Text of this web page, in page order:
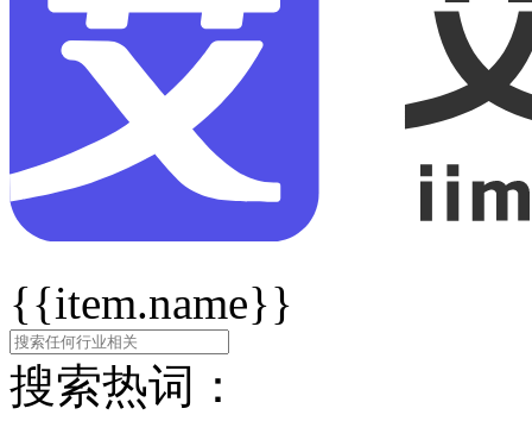
{{item.name}}
搜索热词：